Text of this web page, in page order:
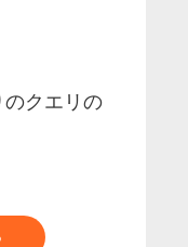
クエリの